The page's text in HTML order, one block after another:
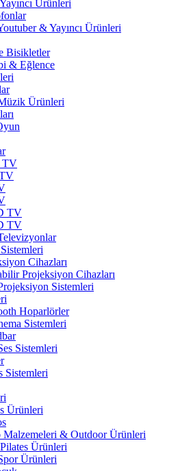
Ürünleri
& Yayıncı Ürünleri
Bisikletler
& Eğlence
Ürünleri
TV
TV
TV
Cihazları
Projeksiyon Cihazları
Sistemleri
Hoparlörler
Sistemleri
Sistemleri
Sistemleri
Ürünleri
Malzemeleri & Outdoor Ürünleri
Ürünleri
Ürünleri